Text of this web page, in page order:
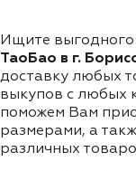
Ищите
ТаоБао в г.
доставку любых
выкупов с любых
поможем Вам
размерами, а
различных